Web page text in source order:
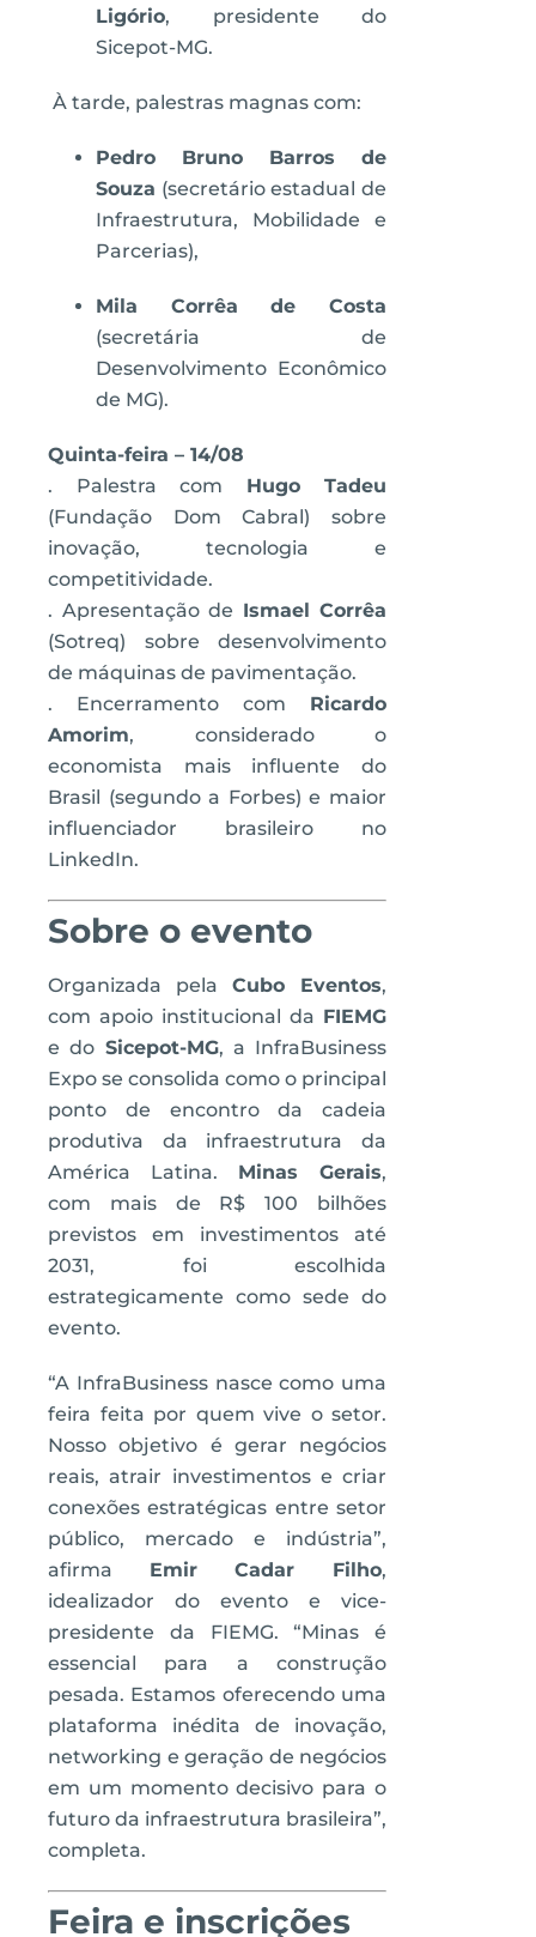
Ligório, presidente do
Sicepot-MG.
À tarde, palestras magnas com:
Pedro Bruno Barros de
Souza (secretário estadual de
Infraestrutura, Mobilidade e
Parcerias),
Mila Corrêa de Costa
(secretária de
Desenvolvimento Econômico
de MG).
Quinta-feira – 14/08
. Palestra com Hugo Tadeu
(Fundação Dom Cabral) sobre
inovação, tecnologia e
competitividade.
. Apresentação de Ismael Corrêa
(Sotreq) sobre desenvolvimento
de máquinas de pavimentação.
. Encerramento com Ricardo
Amorim, considerado o
economista mais influente do
Brasil (segundo a Forbes) e maior
influenciador brasileiro no
LinkedIn.
Sobre o evento
Organizada pela Cubo Eventos,
com apoio institucional da FIEMG
e do Sicepot-MG, a InfraBusiness
Expo se consolida como o principal
ponto de encontro da cadeia
produtiva da infraestrutura da
América Latina. Minas Gerais,
com mais de R$ 100 bilhões
previstos em investimentos até
2031, foi escolhida
estrategicamente como sede do
evento.
“A InfraBusiness nasce como uma
feira feita por quem vive o setor.
Nosso objetivo é gerar negócios
reais, atrair investimentos e criar
conexões estratégicas entre setor
público, mercado e indústria”,
afirma Emir Cadar Filho,
idealizador do evento e vice-
presidente da FIEMG. “Minas é
essencial para a construção
pesada. Estamos oferecendo uma
plataforma inédita de inovação,
networking e geração de negócios
em um momento decisivo para o
futuro da infraestrutura brasileira”,
completa.
Feira e inscrições